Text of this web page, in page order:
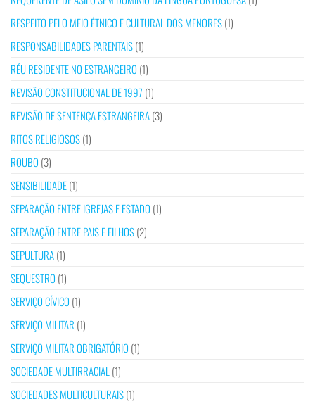
RESPEITO PELO MEIO ÉTNICO E CULTURAL DOS MENORES(1)
RESPONSABILIDADES PARENTAIS(1)
RÉU RESIDENTE NO ESTRANGEIRO (1)
REVISÃO CONSTITUCIONAL DE 1997 (1)
REVISÃO DE SENTENÇA ESTRANGEIRA(3)
RITOS RELIGIOSOS(1)
ROUBO (3)
SENSIBILIDADE(1)
SEPARAÇÃO ENTRE IGREJAS E ESTADO (1)
SEPARAÇÃO ENTRE PAIS E FILHOS(2)
SEPULTURA(1)
SEQUESTRO (1)
SERVIÇO CÍVICO (1)
SERVIÇO MILITAR (1)
SERVIÇO MILITAR OBRIGATÓRIO (1)
SOCIEDADE MULTIRRACIAL (1)
SOCIEDADES MULTICULTURAIS(1)